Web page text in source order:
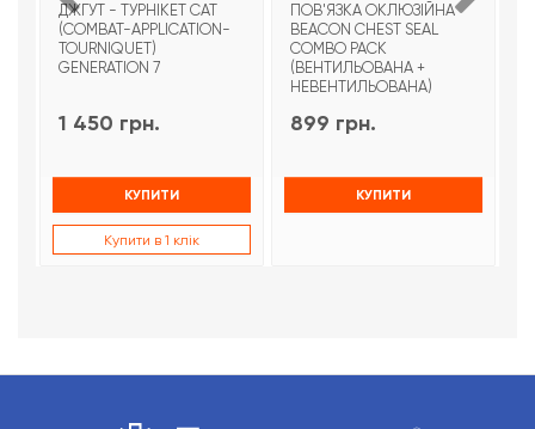
ДЖГУТ - ТУРНІКЕТ CAT
(COMBAT-APPLICATION-
TOURNIQUET)
GENERATION 7
1 450 грн.
КУПИТИ
Купити в 1 клік
ПОВ'ЯЗКА ОКЛЮЗІЙНА
BEACON CHEST SEAL
COMBO PACK
(ВЕНТИЛЬОВАНА +
НЕВЕНТИЛЬОВАНА)
899 грн.
КУПИТИ